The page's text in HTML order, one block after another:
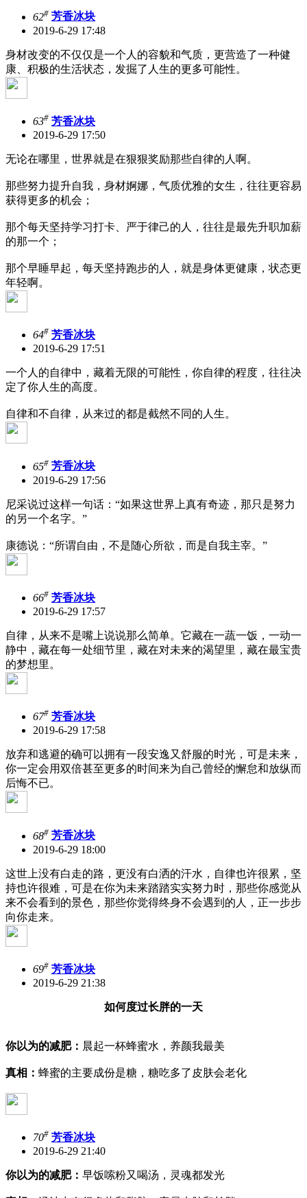
62# 芳香冰块
2019-6-29 17:48
身材改变的不仅仅是一个人的容貌和气质，更营造了一种健
康、积极的生活状态，发掘了人生的更多可能性。
63# 芳香冰块
2019-6-29 17:50
无论在哪里，世界就是在狠狠奖励那些自律的人啊。
那些努力提升自我，身材婀娜，气质优雅的女生，往往更容易
获得更多的机会；
那个每天坚持学习打卡、严于律己的人，往往是最先升职加薪
的那一个；
那个早睡早起，每天坚持跑步的人，就是身体更健康，状态更
年轻啊。
64# 芳香冰块
2019-6-29 17:51
一个人的自律中，藏着无限的可能性，你自律的程度，往往决
定了你人生的高度。
自律和不自律，从来过的都是截然不同的人生。
65# 芳香冰块
2019-6-29 17:56
尼采说过这样一句话：“如果这世界上真有奇迹，那只是努力
的另一个名字。”
康德说：“所谓自由，不是随心所欲，而是自我主宰。”
66# 芳香冰块
2019-6-29 17:57
自律，从来不是嘴上说说那么简单。它藏在一蔬一饭，一动一
静中，藏在每一处细节里，藏在对未来的渴望里，藏在最宝贵
的梦想里。
67# 芳香冰块
2019-6-29 17:58
放弃和逃避的确可以拥有一段安逸又舒服的时光，可是未来，
你一定会用双倍甚至更多的时间来为自己曾经的懈怠和放纵而
后悔不已。
68# 芳香冰块
2019-6-29 18:00
这世上没有白走的路，更没有白洒的汗水，自律也许很累，坚
持也许很难，可是在你为未来踏踏实实努力时，那些你感觉从
来不会看到的景色，那些你觉得终身不会遇到的人，正一步步
向你走来。
69# 芳香冰块
2019-6-29 21:38
如何度过长胖的一天
你以为的减肥： 晨起一杯蜂蜜水，养颜我最美
真相： 蜂蜜的主要成份是糖，糖吃多了皮肤会老化
70# 芳香冰块
2019-6-29 21:40
你以为的减肥： 早饭嗦粉又喝汤，灵魂都发光